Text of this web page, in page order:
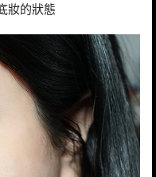
妝的狀態